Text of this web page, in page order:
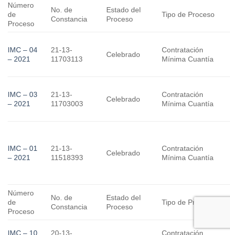
Número
de
Proceso
No. de
Constancia
Estado del
Proceso
Tipo de Proceso
IMC – 04
– 2021
21-13-
11703113
Celebrado
Contratación
Mínima Cuantía
IMC – 03
– 2021
21-13-
11703003
Celebrado
Contratación
Mínima Cuantía
IMC – 01
– 2021
21-13-
11518393
Celebrado
Contratación
Mínima Cuantía
Número
de
Proceso
No. de
Constancia
Estado del
Proceso
Tipo de Proceso
IMC – 10 20-13- Contratación